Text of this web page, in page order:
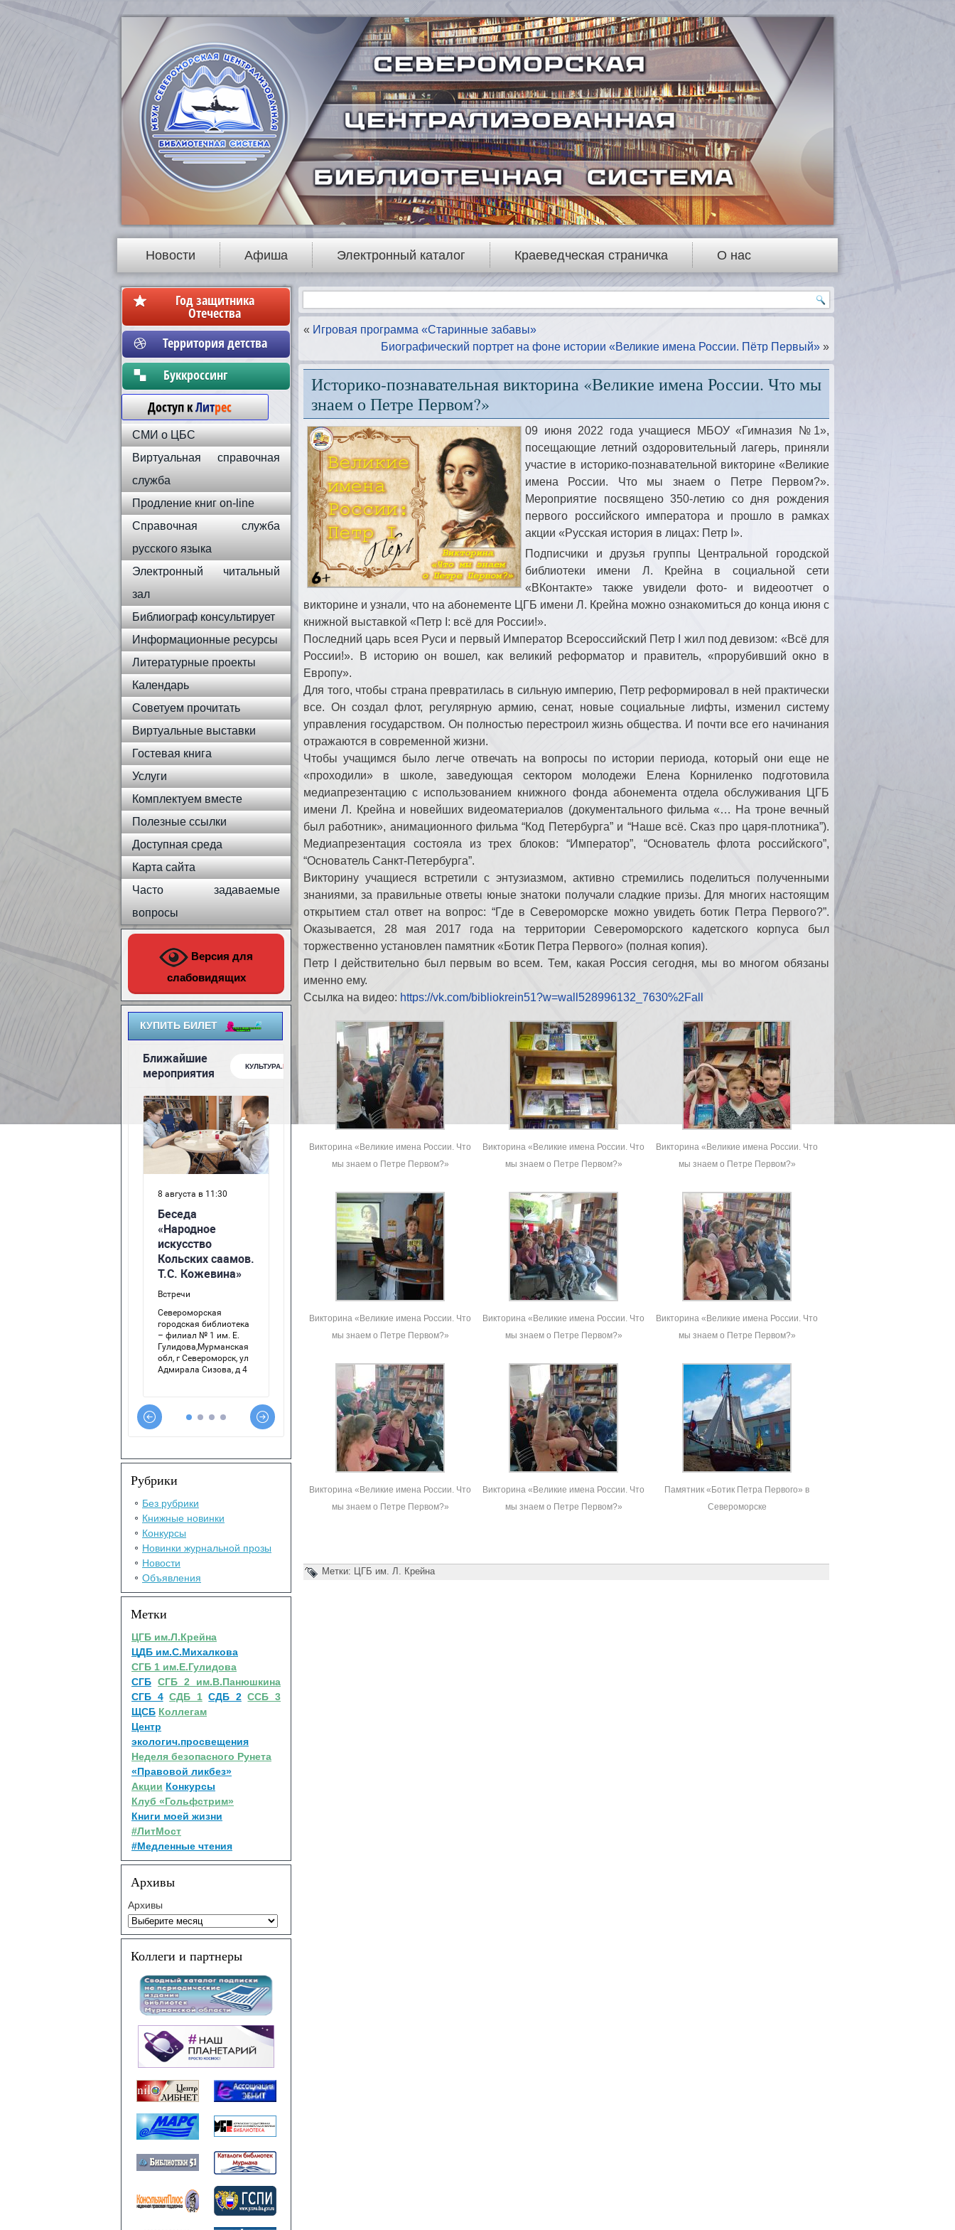
Новости Афиша Электронный каталог Краеведческая страничка О нас
Год защитника
Отечества
Территория детства
Бyккpoccинг
Доступ кЛитрес
СМИ о ЦБС
Виртуальная справочная
служба
Продление книг on-line
Справочная служба
русского языка
Электронный читальный
зал
Библиограф консультирует
Информационные ресурсы
Литературные проекты
Календарь
Советуем прочитать
Виртуальные выставки
Гостевая книга
Услуги
Комплектуем вместе
Полезные ссылки
Доступная среда
Карта сайта
Часто задаваемые
вопросы
Версия для
слабовидящих
КУПИТЬ БИЛЕТ
Рубрики
Без рубрики
Книжные новинки
Конкурсы
Новинки журнальной прозы
Новости
Объявления
Метки
ЦГБ им.Л.Крейна
ЦДБ им.С.Михалкова
СГБ 1 им.Е.Гулидова
СГБ СГБ 2 им.В.Панюшкина
СГБ 4 СДБ 1 СДБ 2 ССБ 3
ЩСБ Коллегам
Центр
экологич.просвещения
Неделя безопасного Рунета
«Правовой ликбез»
Акции Конкурсы
Клуб «Гольфстрим»
Книги моей жизни
#ЛитМост
#Медленные чтения
Архивы
Архивы
Коллеги и партнеры
« Игровая программа «Старинные забавы»
Биографический портрет на фоне истории «Великие имена России. Пётр Первый» »
Историко-познавательная викторина «Великие имена России. Что мы
знаем о Петре Первом?»
09 июня 2022 года учащиеся МБОУ «Гимназия №1»,
посещающие летний оздоровительный лагерь, приняли
участие в историко-познавательной викторине «Великие
имена России. Что мы знаем о Петре Первом?».
Мероприятие посвящено 350-летию со дня рождения
первого российского императора и прошло в рамках
акции «Русская история в лицах: Петр I».
Подписчики и друзья группы Центральной городской
библиотеки имени Л. Крейна в социальной сети
«ВКонтакте» также увидели фото- и видеоотчет о
викторине и узнали, что на абонементе ЦГБ имени Л. Крейна можно ознакомиться до конца июня с
книжной выставкой «Петр I: всё для России!».
Последний царь всея Руси и первый Император Всероссийский Петр I жил под девизом: «Всё для
России!». В историю он вошел, как великий реформатор и правитель, «прорубивший окно в
Европу».
Для того, чтобы страна превратилась в сильную империю, Петр реформировал в ней практически
все. Он создал флот, регулярную армию, сенат, новые социальные лифты, изменил систему
управления государством. Он полностью перестроил жизнь общества. И почти все его начинания
отражаются в современной жизни.
Чтобы учащимся было легче отвечать на вопросы по истории периода, который они еще не
«проходили» в школе, заведующая сектором молодежи Елена Корниленко подготовила
медиапрезентацию с использованием книжного фонда абонемента отдела обслуживания ЦГБ
имени Л. Крейна и новейших видеоматериалов (документального фильма «… На троне вечный
был работник», анимационного фильма “Код Петербурга” и “Наше всё. Сказ про царя-плотника”).
Медиапрезентация состояла из трех блоков: “Император”, “Основатель флота российского”,
“Основатель Санкт-Петербурга”.
Викторину учащиеся встретили с энтузиазмом, активно стремились поделиться полученными
знаниями, за правильные ответы юные знатоки получали сладкие призы. Для многих настоящим
открытием стал ответ на вопрос: “Где в Североморске можно увидеть ботик Петра Первого?”.
Оказывается, 28 мая 2017 года на территории Североморского кадетского корпуса был
торжественно установлен памятник «Ботик Петра Первого» (полная копия).
Петр I действительно был первым во всем. Тем, какая Россия сегодня, мы во многом обязаны
именно ему.
Ссылка на видео: https://vk.com/bibliokrein51?w=wall528996132_7630%2Fall
Викторина «Великие имена России. Что
мы знаем о Петре Первом?»
Викторина «Великие имена России. Что
мы знаем о Петре Первом?»
Викторина «Великие имена России. Что
мы знаем о Петре Первом?»
Викторина «Великие имена России. Что
мы знаем о Петре Первом?»
Викторина «Великие имена России. Что
мы знаем о Петре Первом?»
Викторина «Великие имена России. Что
мы знаем о Петре Первом?»
Викторина «Великие имена России. Что
мы знаем о Петре Первом?»
Викторина «Великие имена России. Что
мы знаем о Петре Первом?»
Памятник «Ботик Петра Первого» в
Североморске
Метки: ЦГБ им. Л. Крейна